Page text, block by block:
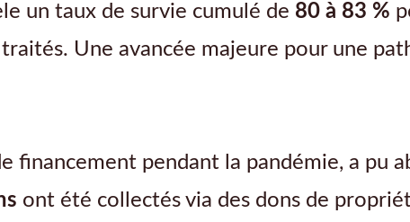
un taux de survie cumulé de 80 à 83 %
Une avancée majeure pour une
pendant la pandémie, a pu
ont été collectés via des dons de